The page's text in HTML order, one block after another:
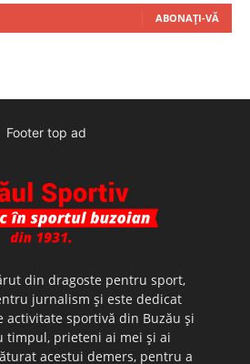
ABONAȚI-VĂ
Footer top ad
din dragoste pentru sport,
jurnalism şi este dedicat
activitate sportivă din Buzău şi
timpul, prieteni ai mei şi ai
acestui demers, pentru a